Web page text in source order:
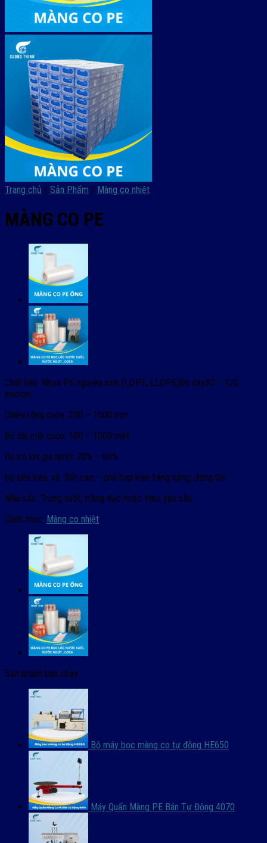
Trang chủ / Sản Phẩm / Màng co nhiệt
MÀNG CO PE
Chất liệu: Nhựa PE nguyên sinh (LDPE, LLDPE)Độ dày30 – 120
micron
Chiều rộng cuộn: 200 – 1500 mm
Độ dài mỗi cuộn: 100 – 1000 mét
Độ co khi gia nhiệt: 20% – 60%
Độ bền kéo, xé: Rất cao – phù hợp kiện hàng nặng, đóng lốc
Màu sắc: Trong suốt, trắng đục hoặc theo yêu cầu
Danh mục: Màng co nhiệt
Sản phẩm bán chạy
Bộ máy bọc màng co tự động HE650
Máy Quấn Màng PE Bán Tự Động 4070